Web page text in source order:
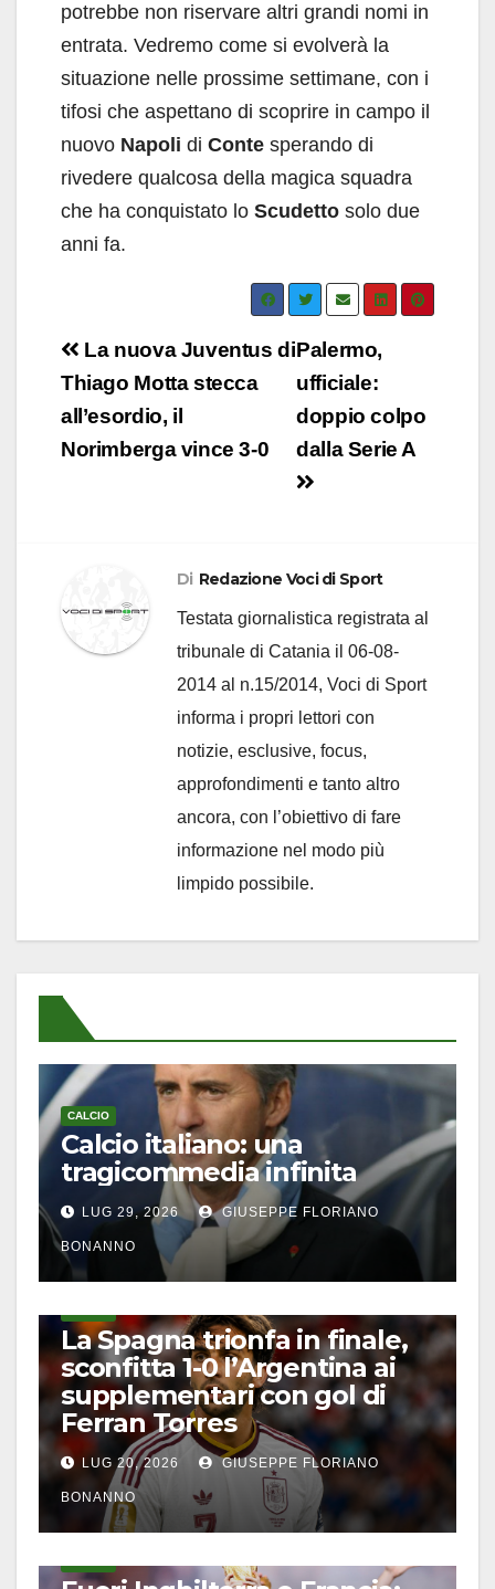
potrebbe non riservare altri grandi nomi in
entrata. Vedremo come si evolverà la
situazione nelle prossime settimane, con i
tifosi che aspettano di scoprire in campo il
nuovo Napoli di Conte sperando di
rivedere qualcosa della magica squadra
che ha conquistato lo Scudetto solo due
anni fa.
Navigazione
articoli
Palermo,
ufficiale:
doppio colpo
dalla Serie A
La nuova Juventus di
Thiago Motta stecca
all’esordio, il
Norimberga vince 3-0
Di Redazione Voci di Sport
Testata giornalistica registrata al
tribunale di Catania il 06-08-
2014 al n.15/2014, Voci di Sport
informa i propri lettori con
notizie, esclusive, focus,
approfondimenti e tanto altro
ancora, con l’obiettivo di fare
informazione nel modo più
limpido possibile.
CALCIO
Calcio italiano: una
tragicommedia infinita
LUG 29, 2026 GIUSEPPE FLORIANO
BONANNO
La Spagna trionfa in finale,
sconfitta 1-0 l’Argentina ai
supplementari con gol di
Ferran Torres
LUG 20, 2026 GIUSEPPE FLORIANO
BONANNO